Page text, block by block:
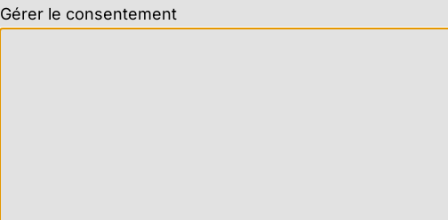
Gérer le consentement